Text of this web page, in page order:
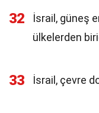
32
İsrail, güneş
ülkelerden
33 İsrail, çevre